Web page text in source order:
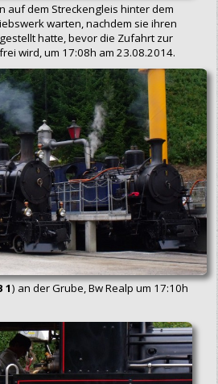
auf dem Streckengleis hinter dem
warten, nachdem sie ihren
hatte, bevor die Zufahrt zur
wird, um 17:08h am 23.08.2014.
1) an der Grube, Bw Realp um 17:10h